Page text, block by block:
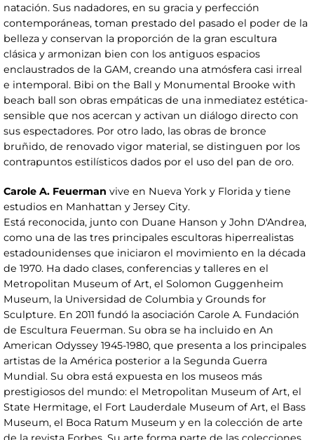
natación. Sus nadadores, en su gracia y perfección
contemporáneas, toman prestado del pasado el poder de la
belleza y conservan la proporción de la gran escultura
clásica y armonizan bien con los antiguos espacios
enclaustrados de la GAM, creando una atmósfera casi irreal
e intemporal. Bibi on the Ball y Monumental Brooke with
beach ball son obras empáticas de una inmediatez estética-
sensible que nos acercan y activan un diálogo directo con
sus espectadores. Por otro lado, las obras de bronce
bruñido, de renovado vigor material, se distinguen por los
contrapuntos estilísticos dados por el uso del pan de oro.
Carole A. Feuerman vive en Nueva York y Florida y tiene
estudios en Manhattan y Jersey City.
Está reconocida, junto con Duane Hanson y John D'Andrea,
como una de las tres principales escultoras hiperrealistas
estadounidenses que iniciaron el movimiento en la década
de 1970. Ha dado clases, conferencias y talleres en el
Metropolitan Museum of Art, el Solomon Guggenheim
Museum, la Universidad de Columbia y Grounds for
Sculpture. En 2011 fundó la asociación Carole A. Fundación
de Escultura Feuerman. Su obra se ha incluido en An
American Odyssey 1945-1980, que presenta a los principales
artistas de la América posterior a la Segunda Guerra
Mundial. Su obra está expuesta en los museos más
prestigiosos del mundo: el Metropolitan Museum of Art, el
State Hermitage, el Fort Lauderdale Museum of Art, el Bass
Museum, el Boca Ratum Museum y en la colección de arte